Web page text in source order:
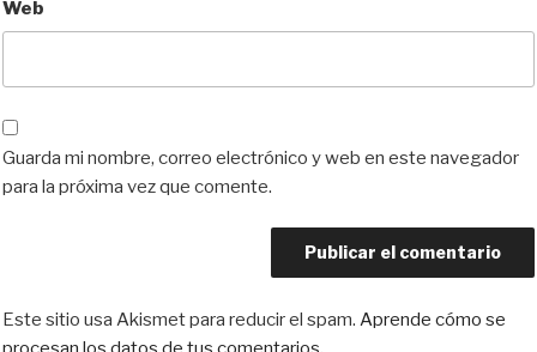
Web
Guarda mi nombre, correo electrónico y web en este navegador
para la próxima vez que comente.
Este sitio usa Akismet para reducir el spam. Aprende cómo se